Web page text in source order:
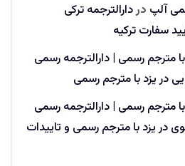
آلپ دردارالترجمه ترکی
سفارت ترکیه
با مترجم رسمی | دارالترجمه رسمی
در یزد با مترجم رسمی
با مترجم رسمی | دارالترجمه رسمی
در یزد با مترجم رسمی و تاییدات